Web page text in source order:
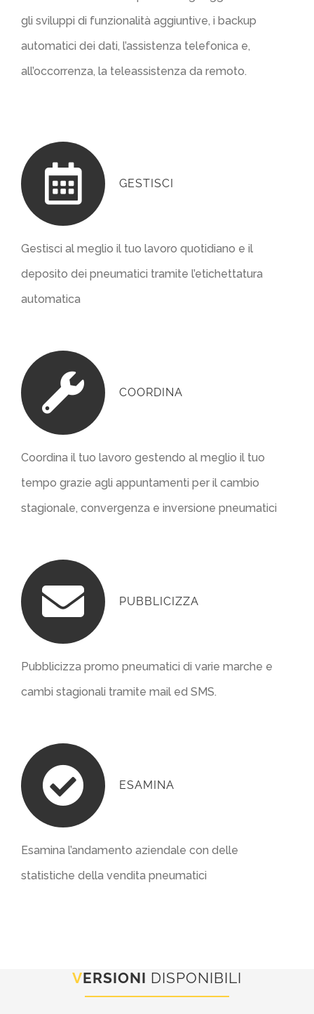
gli sviluppi di funzionalità aggiuntive, i backup
automatici dei dati, l’assistenza telefonica e,
all’occorrenza, la teleassistenza da remoto.
GESTISCI
Gestisci al meglio il tuo lavoro quotidiano e il
deposito dei pneumatici tramite l’etichettatura
automatica
COORDINA
Coordina il tuo lavoro gestendo al meglio il tuo
tempo grazie agli appuntamenti per il cambio
stagionale, convergenza e inversione pneumatici
PUBBLICIZZA
Pubblicizza promo pneumatici di varie marche e
cambi stagionali tramite mail ed SMS.
ESAMINA
Esamina l’andamento aziendale con delle
statistiche della vendita pneumatici
V ERSIONI DISPONIBILI